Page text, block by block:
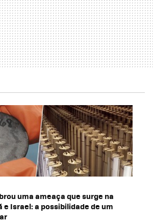
uma ameaça que surge na
Israel: a possibilidade de um